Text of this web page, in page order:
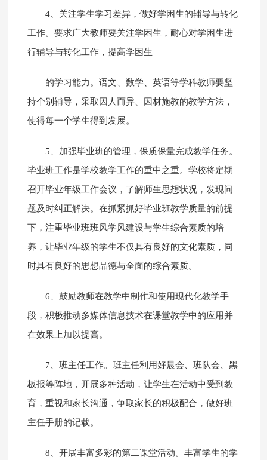
4、关注学生学习差异，做好学困生的辅导与转化
工作。要求广大教师要关注学困生，耐心对学困生进
行辅导与转化工作，提高学困生
的学习能力。语文、数学、英语等学科教师要坚
持个别辅导，采取因人而异、因材施教的教学方法，
使得每一个学生得到发展。
5、加强毕业班的管理，保质保量完成教学任务。
毕业班工作是学校教学工作的重中之重。学校将定期
召开毕业年级工作会议，了解师生思想状况，发现问
题及时纠正解决。在抓紧抓好毕业班教学质量的前提
下，注重毕业班班风学风建设与学生综合素质的培
养，让毕业年级的学生不仅具有良好的文化素质，同
时具有良好的思想品德与全面的综合素质。
6、鼓励教师在教学中制作和使用现代化教学手
段，积极推动多媒体信息技术在课堂教学中的应用并
在效果上加以提高。
7、班主任工作。班主任利用好晨会、班队会、黑
板报等阵地，开展多种活动，让学生在活动中受到教
育，重视和家长沟通，争取家长的积极配合，做好班
主任手册的记载。
8、开展丰富多彩的第二课堂活动。丰富学生的学